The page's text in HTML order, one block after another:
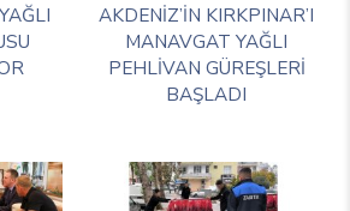
AKDENİZ’İN KIRKPINAR’I
MANAVGAT YAĞLI
PEHLİVAN GÜREŞLERİ
BAŞLADI